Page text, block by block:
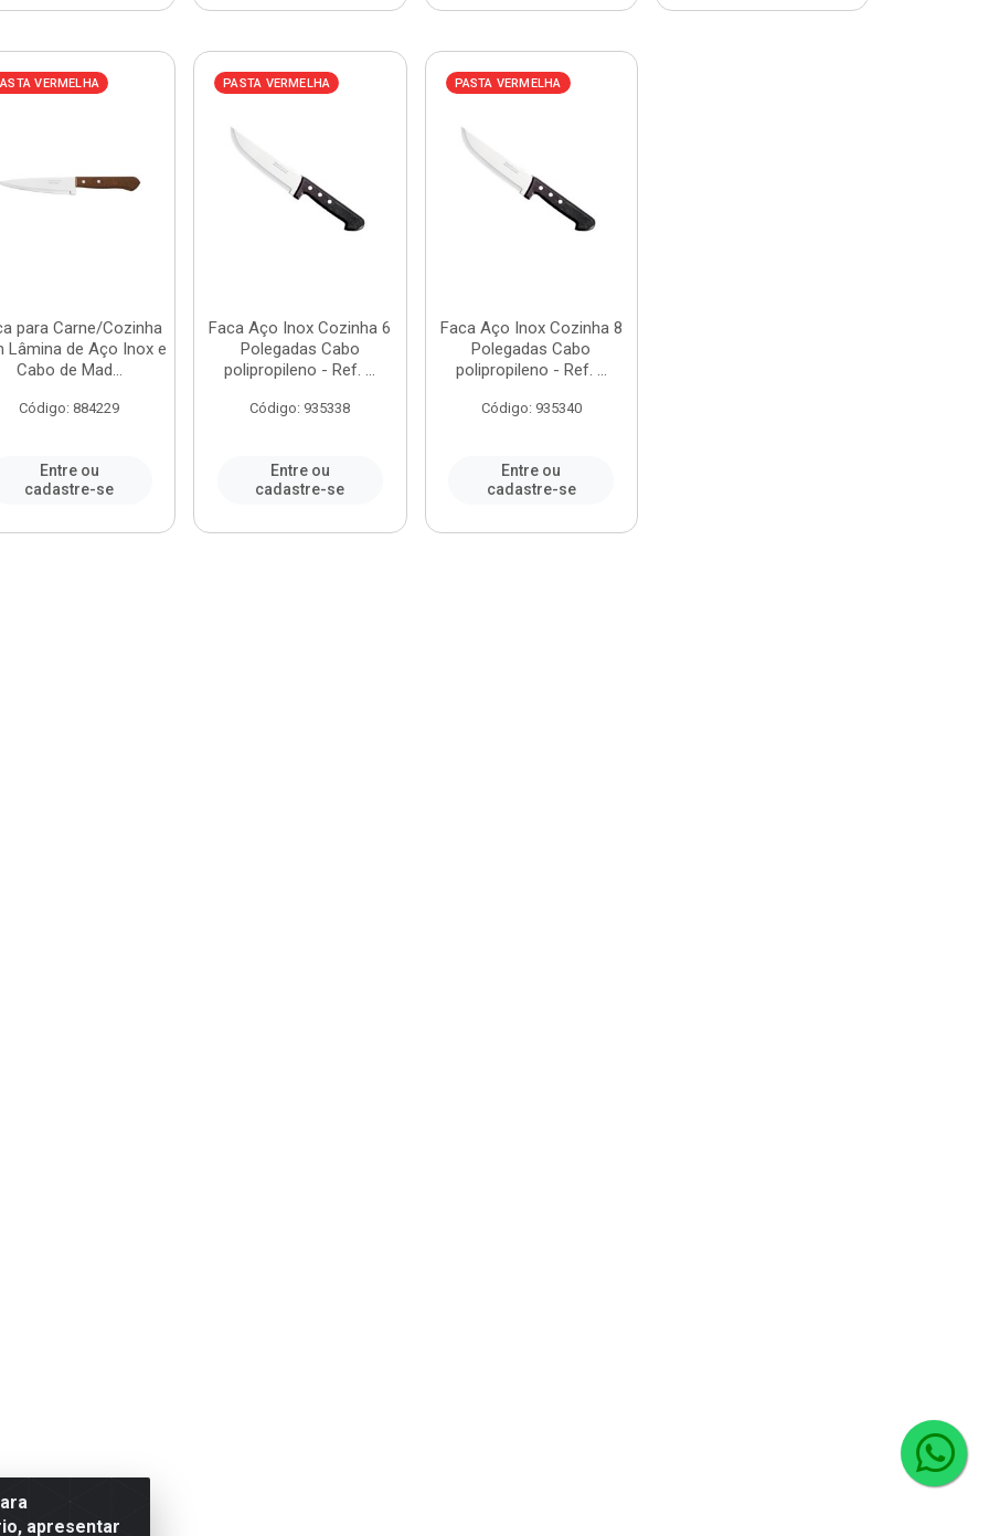
VERMELHA
para Carne/Cozinha
Lâmina de Aço Inox e
Cabo de Mad...
Código: 884229
Entre ou
cadastre-se
PASTA VERMELHA
Faca Aço Inox Cozinha 6
Polegadas Cabo
polipropileno - Ref. ...
Código: 935338
Entre ou
cadastre-se
PASTA VERMELHA
Faca Aço Inox Cozinha 8
Polegadas Cabo
polipropileno - Ref. ...
Código: 935340
Entre ou
cadastre-se
apresentar